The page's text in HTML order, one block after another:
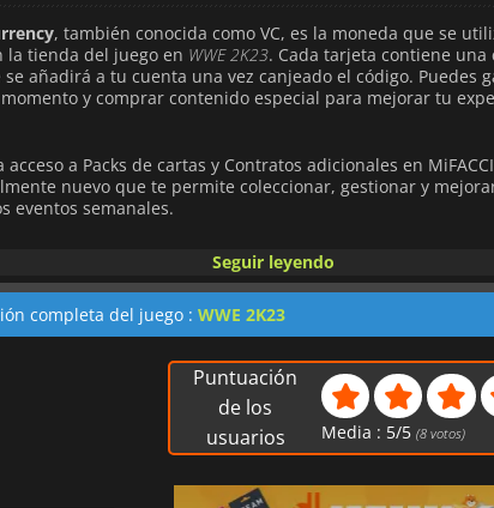
, también conocida como VC, es la moneda que se
la tienda del juego en WWE 2K23. Cada tarjeta contiene
se añadirá a tu cuenta una vez canjeado el código. Puedes
y comprar contenido especial para mejorar tu
acceso a Packs de cartas y Contratos adicionales en
nuevo que te permite coleccionar, gestionar y
eventos semanales.
vinculada a tu cuenta de juego en un juego y plataforma
de que estás comprando la correcta, ya que no se
aunque en algunos casos es posible compartirla
a través del sistema de Cartera Compartida.
Seguir leyendo
completa del juego : WWE 2K23
Puntuación
de los
usuarios
Media : 5/5 (8 votos)